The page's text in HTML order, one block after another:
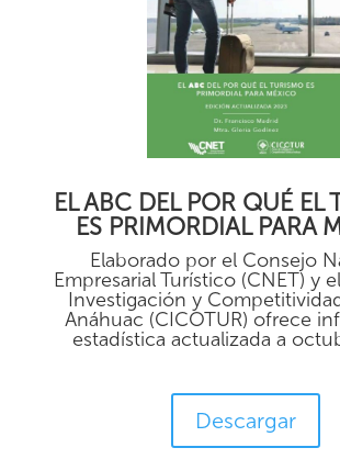
EL ABC DEL POR QUÉ EL
ES PRIMORDIAL PARA
Elaborado por el Consejo
Empresarial Turístico (CNET) y
Investigación y
Anáhuac (CICOTUR) ofrece
estadística actualizada a
Descargar